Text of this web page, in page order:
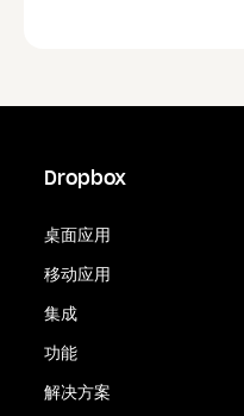
Dropbox
桌面应用
移动应用
集成
功能
解决方案